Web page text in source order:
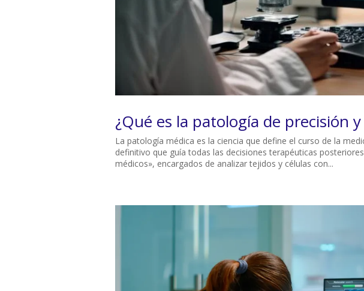
¿Qué es la patología de precisión
La patología médica es la ciencia que define el curso de la
definitivo que guía todas las decisiones terapéuticas
médicos», encargados de analizar tejidos y células con...